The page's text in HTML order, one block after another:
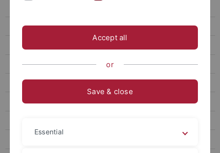
Antragsteller*innen
Post-Doc
Kollegiaten und Assoziierte
Mitarbeiter*innen
Alumni*ae
Accept all
or
Save & close
Essential